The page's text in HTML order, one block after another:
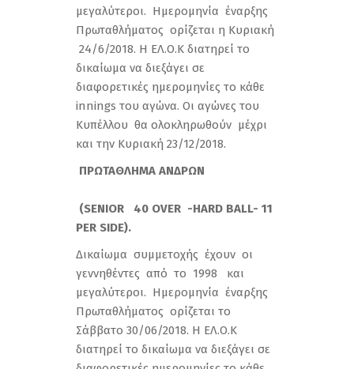
μεγαλύτεροι. Ημερομηνία έναρξης
Πρωταθλήματος ορίζεται η Κυριακή
24/6/2018. Η ΕΛ.Ο.Κ διατηρεί το
δικαίωμα να διεξάγει σε
διαφορετικές ημερομηνίες το κάθε
innings του αγώνα. Οι αγώνες του
Κυπέλλου θα ολοκληρωθούν μέχρι
και την Κυριακή 23/12/2018.
ΠΡΩΤΑΘΛΗΜΑ ΑΝΔΡΩΝ
(SENIOR 40 OVER -HARD BALL- 11
PER SIDE).
Δικαίωμα συμμετοχής έχουν οι
γεννηθέντες από το 1998 και
μεγαλύτεροι. Ημερομηνία έναρξης
Πρωταθλήματος ορίζεται το
Σάββατο 30/06/2018. Η ΕΛ.Ο.Κ
διατηρεί το δικαίωμα να διεξάγει σε